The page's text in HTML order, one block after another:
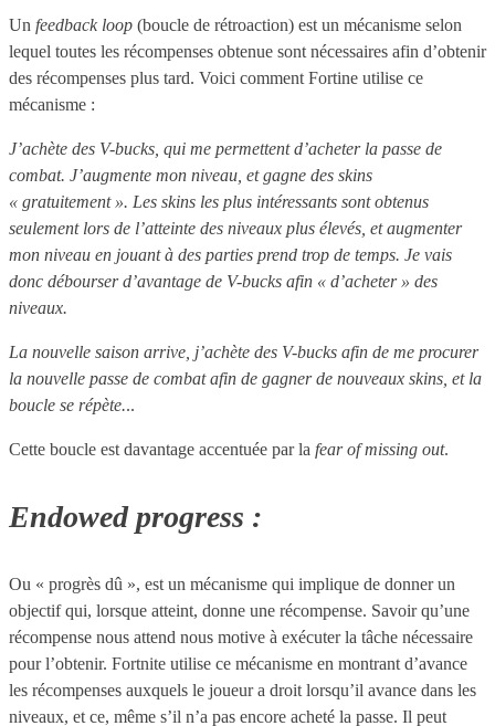
Un feedback loop (boucle de rétroaction) est un mécanisme selon
lequel toutes les récompenses obtenue sont nécessaires afin d’obtenir
des récompenses plus tard. Voici comment Fortine utilise ce
mécanisme :
J’achète des V-bucks, qui me permettent d’acheter la passe de
combat. J’augmente mon niveau, et gagne des skins
« gratuitement ». Les skins les plus intéressants sont obtenus
seulement lors de l’atteinte des niveaux plus élevés, et augmenter
mon niveau en jouant à des parties prend trop de temps. Je vais
donc débourser d’avantage de V-bucks afin « d’acheter » des
niveaux.
La nouvelle saison arrive, j’achète des V-bucks afin de me procurer
la nouvelle passe de combat afin de gagner de nouveaux skins, et la
boucle se répète...
Cette boucle est davantage accentuée par la fear of missing out.
Endowed progress :
Ou « progrès dû », est un mécanisme qui implique de donner un
objectif qui, lorsque atteint, donne une récompense. Savoir qu’une
récompense nous attend nous motive à exécuter la tâche nécessaire
pour l’obtenir. Fortnite utilise ce mécanisme en montrant d’avance
les récompenses auxquels le joueur a droit lorsqu’il avance dans les
niveaux, et ce, même s’il n’a pas encore acheté la passe. Il peut